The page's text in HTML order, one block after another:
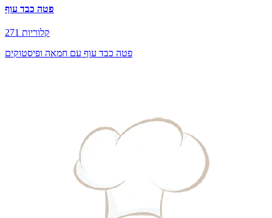
פטה כבד עוף
271 קלוריות
פטה כבד עוף עם חמאה ופיסטוקים